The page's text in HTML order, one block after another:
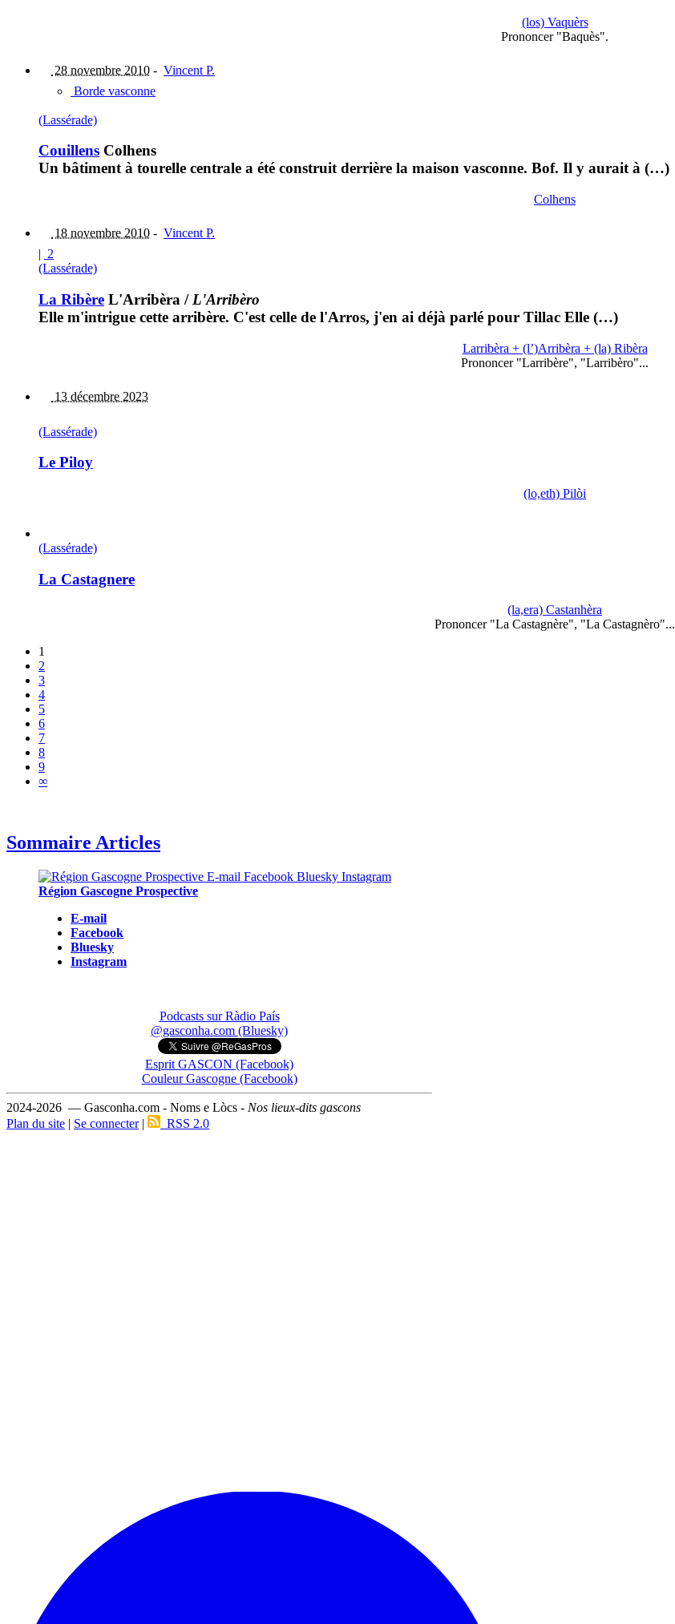
(los) Vaquèrs
Prononcer "Baquès".
28 novembre 2010 - Vincent P.
Borde vasconne
(Lassérade)
Couillens Colhens
Un bâtiment à tourelle centrale a été construit derrière la maison vasconne. Bof. Il y aurait à (…)
Colhens
18 novembre 2010 - Vincent P.
| 2
(Lassérade)
La Ribère L'Arribèra / L'Arribèro
Elle m'intrigue cette arribère. C'est celle de l'Arros, j'en ai déjà parlé pour Tillac Elle (…)
Larribèra + (l’)Arribèra + (la) Ribèra
Prononcer "Larribère", "Larribèro"...
13 décembre 2023
(Lassérade)
Le Piloy
(lo,eth) Pilòi
(Lassérade)
La Castagnere
(la,era) Castanhèra
Prononcer "La Castagnère", "La Castagnèro"...
1
2
3
4
5
6
7
8
9
∞
Sommaire Articles
Région Gascogne Prospective
E-mail
Facebook
Bluesky
Instagram
Podcasts sur Ràdio País
@gasconha.com (Bluesky)
Esprit GASCON (Facebook)
Couleur Gascogne (Facebook)
2024-2026 — Gasconha.com - Noms e Lòcs - Nos lieux-dits gascons
Plan du site | Se connecter| RSS 2.0